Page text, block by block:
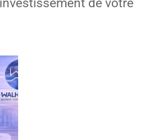
de votre